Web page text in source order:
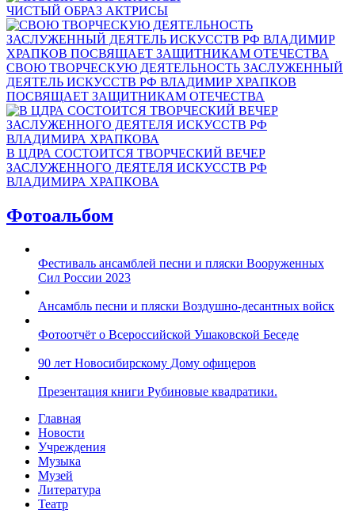
ЧИСТЫЙ ОБРАЗ АКТРИСЫ
СВОЮ ТВОРЧЕСКУЮ ДЕЯТЕЛЬНОСТЬ ЗАСЛУЖЕННЫЙ
ДЕЯТЕЛЬ ИСКУССТВ РФ ВЛАДИМИР ХРАПКОВ
ПОСВЯЩАЕТ ЗАЩИТНИКАМ ОТЕЧЕСТВА
В ЦДРА СОСТОИТСЯ ТВОРЧЕСКИЙ ВЕЧЕР
ЗАСЛУЖЕННОГО ДЕЯТЕЛЯ ИСКУССТВ РФ
ВЛАДИМИРА ХРАПКОВА
Фотоальбом
Фестиваль ансамблей песни и пляски Вооруженных
Сил России 2023
Ансамбль песни и пляски Воздушно-десантных войск
Фотоотчёт о Всероссийской Ушаковской Беседе
90 лет Новосибирскому Дому офицеров
Презентация книги Рубиновые квадратики.
Главная
Новости
Учреждения
Музыка
Музей
Литература
Театр